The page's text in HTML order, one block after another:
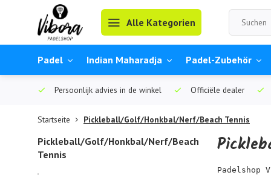
Alle Kategorien
Padel Indian Maharadja Padel-Zubehör
Persoonlijk advies in de winkel Officiële dealer
Startseite Pickleball/Golf/Honkbal/Nerf/Beach Tennis
Pickleball/Golf/Honkbal/Nerf/Beach
Tennis
Padelshop